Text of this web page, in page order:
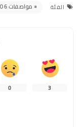
الفئة مواصفات OPPO RENO 6
3
0